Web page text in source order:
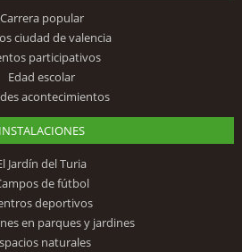
Carrera popular
ciudad de valencia
participativos
Edad escolar
acontecimientos
INSTALACIONES
Jardín del Turia
de fútbol
deportivos
en parques y jardines
naturales